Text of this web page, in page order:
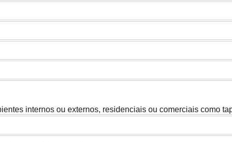
internos ou externos, residenciais ou comerciais como